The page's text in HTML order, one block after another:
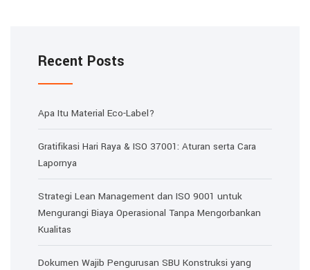
Recent Posts
Apa Itu Material Eco-Label?
Gratifikasi Hari Raya & ISO 37001: Aturan serta Cara
Lapornya
Strategi Lean Management dan ISO 9001 untuk
Mengurangi Biaya Operasional Tanpa Mengorbankan
Kualitas
Dokumen Wajib Pengurusan SBU Konstruksi yang